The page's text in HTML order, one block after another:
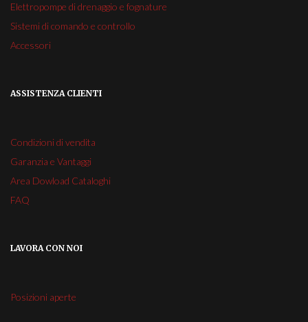
Elettropompe di drenaggio e fognature
Sistemi di comando e controllo
Accessori
ASSISTENZA CLIENTI
Condizioni di vendita
Garanzia e Vantaggi
Area Dowload Cataloghi
FAQ
LAVORA CON NOI
Posizioni aperte